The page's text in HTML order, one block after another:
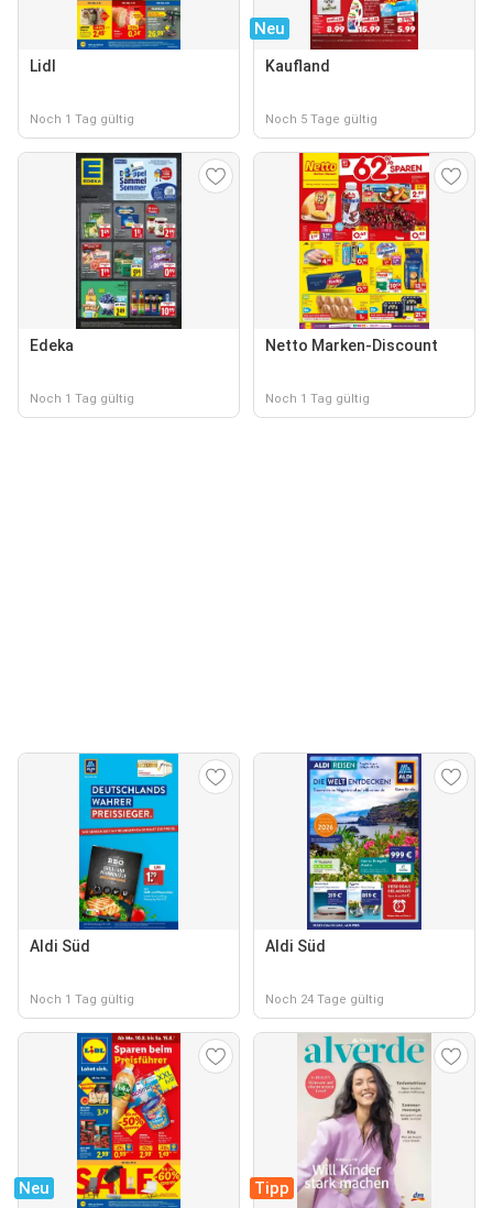
Lidl
Noch 1 Tag gültig
Neu
Kaufland
Noch 5 Tage gültig
Edeka
Noch 1 Tag gültig
Netto Marken-Discount
Noch 1 Tag gültig
Aldi Süd
Noch 1 Tag gültig
Aldi Süd
Noch 24 Tage gültig
Neu Tipp